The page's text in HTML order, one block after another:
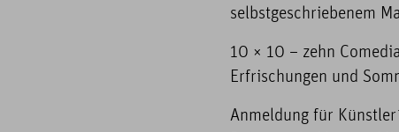
selbstgeschriebenem
10 × 10 – zehn
Erfrischungen und
Anmeldung für